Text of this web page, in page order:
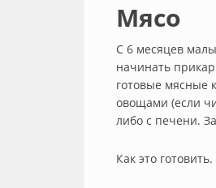
Мясо
С 6 месяцев
начинать
готовые мясные
овощами (если
либо с печени.
Как это готовить.